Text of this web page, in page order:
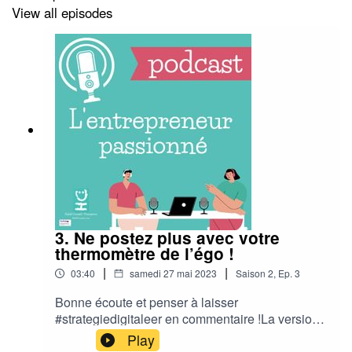
#independant #entrepreneurdebutant #entrepreneuriat
#entreprendre #businessenligne #travailathome
#solopreneur #marketingdigital #growthhacking
#ecommerce #venteenligne #strategiedigitale
View all episodes
3. Ne postez plus avec votre
thermomètre de l’égo !
03:40 | samedi 27 mai 2023 | Saison 2, Ep. 3
Bonne écoute et penser à laisser
#strategiedigitaleer en commentaire !La version
gratuite de mon livre (50 conseils pour
Play